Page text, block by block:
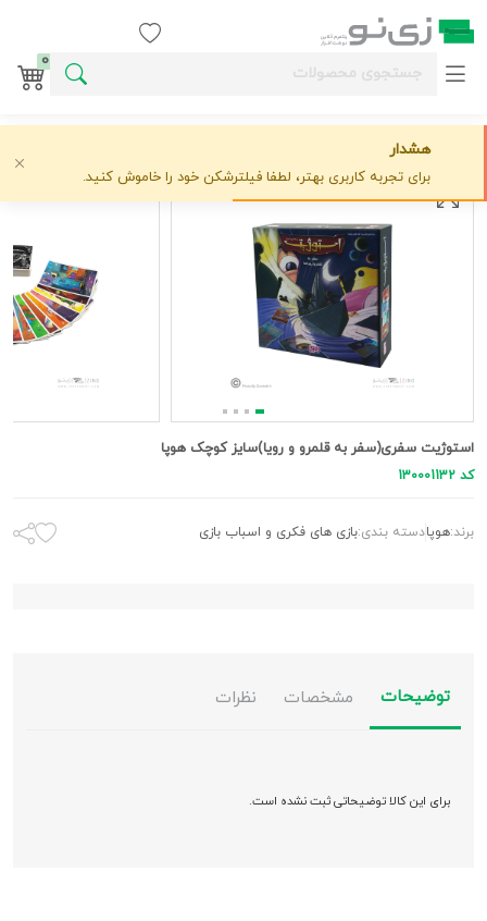
0
بازی های فکری و اسباب بازی
استوژیت سفری(سفر به قلمرو و رویا)سایز کوچک هوپا
کد 130001132
برند:هوپادسته بندی:بازی های فکری و اسباب بازی
توضیحات مشخصات نظرات
برای این کالا توضیحاتی ثبت نشده است.
هشدار
برای تجربه کاربری بهتر، لطفا فیلترشکن خود را خاموش کنید.